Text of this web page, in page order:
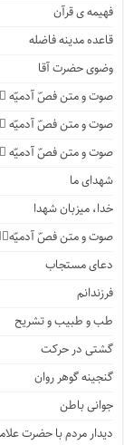
فهیمه ی قرآن
قاعده مدینه فاضله
وضوی حضرت آقا
صوت و متن فصّ آدمیّه ۴️⃣
صوت و متن فصّ آدمیّه ۳️⃣
صوت و متن فصّ آدمیّه ۲️⃣
شهدای ما
خدا، میزبان شهدا
صوت و متن فصّ آدمیّه۱️⃣
دعای مستجاب
فرزندانم
طب و طبیب و تشریح
گشتی در حرکت
گنجینه گوهر روان
جوانی باطن
دیدار مردم با حضرت